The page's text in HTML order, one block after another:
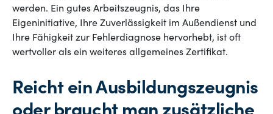
werden. Ein gutes Arbeitszeugnis, das Ihre
Eigeninitiative, Ihre Zuverlässigkeit im Außendienst und
Ihre Fähigkeit zur Fehlerdiagnose hervorhebt, ist oft
wertvoller als ein weiteres allgemeines Zertifikat.
Reicht ein Ausbildungszeugnis